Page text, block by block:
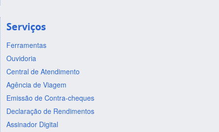
Serviços
Ferramentas
Ouvidoria
Central de Atendimento
Agência de Viagem
Emissão de Contra-cheques
Declaração de Rendimentos
Assinador Digital